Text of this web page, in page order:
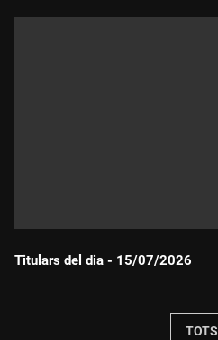
Titulars del dia - 15/07/2026
TOTS